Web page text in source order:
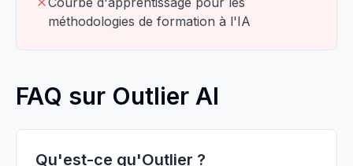
méthodologies de formation à l'IA
FAQ sur Outlier AI
Qu'est-ce qu'Outlier ?